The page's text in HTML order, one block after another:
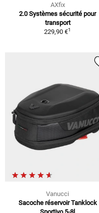
AXfix
2.0 Systèmes sécurité pour
transport
229,90 €1
Vanucci
Sacoche réservoir Tanklock